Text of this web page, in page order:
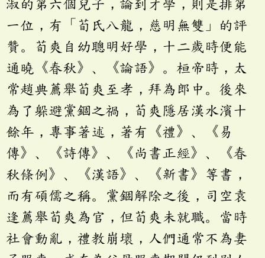
淑的第六個兒子，論到才學，則是排第
一位，有「荀氏八龍，慈明無雙」的評
贊。荀爽自幼聰明好學，十二歲時便能
通曉《春秋》、《論語》。桓帝時，太
常趙典薦舉荀爽至孝，拜為郎中。後來
為了躲避黨錮之禍，荀爽隱居漢水濱十
餘年，專事著述，著有《禮》、《易
傳》、《詩傳》、《尚書正經》、《春
秋條例》、《漢語》、《新書》等書，
而有碩儒之稱。黨錮解除之後，司空袁
逢薦舉荀爽為官，但荀爽未就職。當時
社會動亂，禮教崩壞，人們通常不為妻